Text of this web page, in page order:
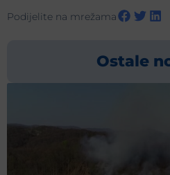
Podijelite na mrežama
Ostale